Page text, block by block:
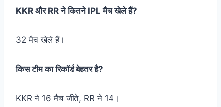
KKR और RR ने कितने IPL मैच खेले हैं?
32 मैच खेले हैं।
किस टीम का रिकॉर्ड बेहतर है?
KKR ने 16 मैच जीते, RR ने 14।